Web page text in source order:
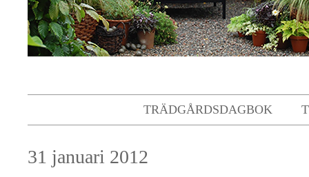
TRÄDGÅRDSDAGBOK
31 januari 2012